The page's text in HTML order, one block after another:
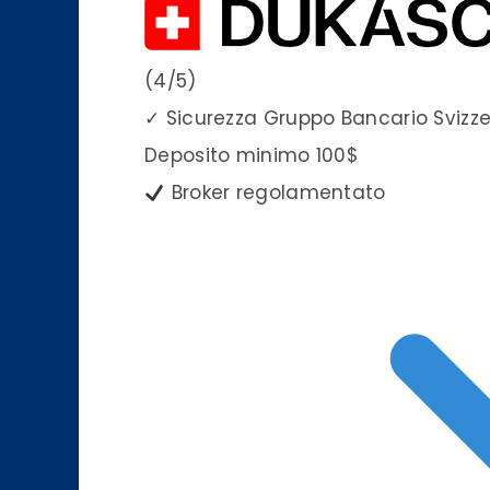
(4/5)
✓ Sicurezza Gruppo Bancario
Deposito minimo 100$
Broker regolamentato